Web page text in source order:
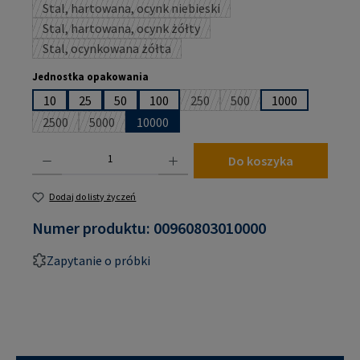
Stal, hartowana, ocynk niebieski
(Ta opcja jest obecnie niedostępna.)
Stal, hartowana, ocynk żółty(Ta opcja jest obecnie niedostępna.)
Stal, ocynkowana żółta(Ta opcja jest obecnie niedostępna.)
Wybierz
Jednostka opakowania
10 25 50 100 250(Ta opcja jest obecnie
500(Ta opcja jest obecnie
1000
2500(Ta opcja jest obecnie niedostępna.)
5000(Ta opcja jest obecnie niedostępna.)
10000
Do koszyka
Dodaj do listy życzeń
Numer produktu: 00960803010000
Zapytanie o próbki